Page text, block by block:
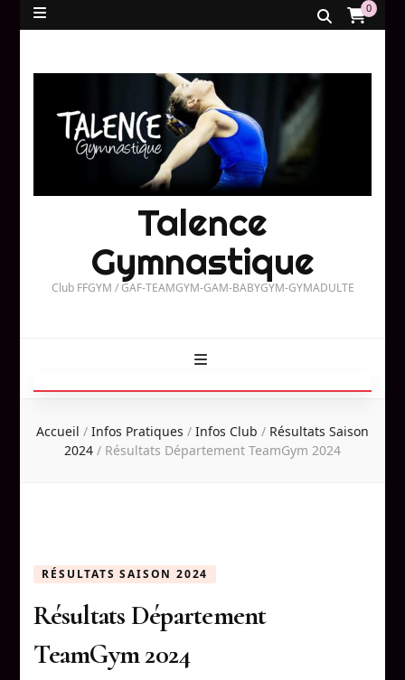
0
Talence
Gymnastique
Club FFGYM / GAF-TEAMGYM-GAM-BABYGYM-GYMADULTE
Accueil / Infos Pratiques / Infos Club / Résultats Saison
2024 / Résultats Département TeamGym 2024
RÉSULTATS SAISON 2024
Résultats Département
TeamGym 2024